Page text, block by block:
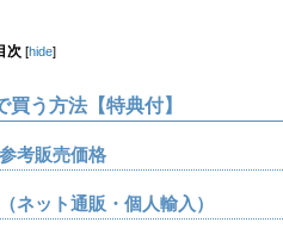
次 [hide]
う方法【特典付】
考販売価格
ネット通販・個人輸入）